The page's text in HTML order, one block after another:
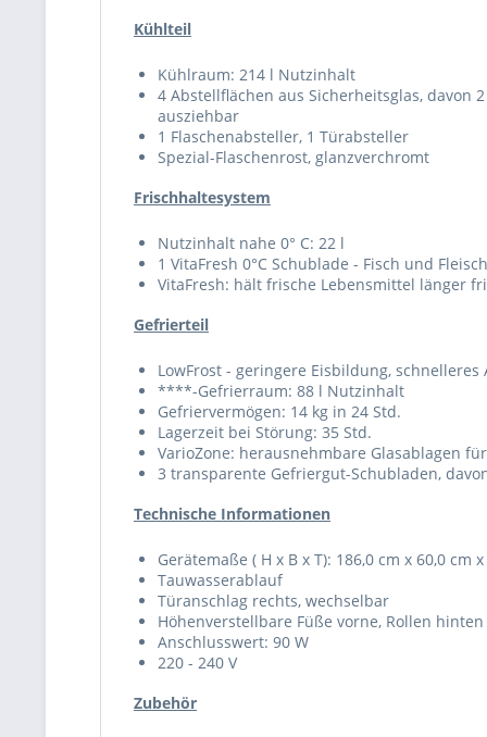
Kühlteil
Kühlraum: 214 l Nutzinhalt
4 Abstellflächen aus Sicherheitsglas, davon
ausziehbar
1 Flaschenabsteller, 1 Türabsteller
Spezial-Flaschenrost, glanzverchromt
Frischhaltesystem
Nutzinhalt nahe 0° C: 22 l
1 VitaFresh 0°C Schublade - Fisch und
VitaFresh: hält frische Lebensmittel länger
Gefrierteil
LowFrost - geringere Eisbildung, schnelleres
****-Gefrierraum: 88 l Nutzinhalt
Gefriervermögen: 14 kg in 24 Std.
Lagerzeit bei Störung: 35 Std.
VarioZone: herausnehmbare Glasablagen
3 transparente Gefriergut-Schubladen,
Technische Informationen
Gerätemaße ( H x B x T): 186,0 cm x 60,0 cm
Tauwasserablauf
Türanschlag rechts, wechselbar
Höhenverstellbare Füße vorne, Rollen hinten
Anschlusswert: 90 W
220 - 240 V
Zubehör